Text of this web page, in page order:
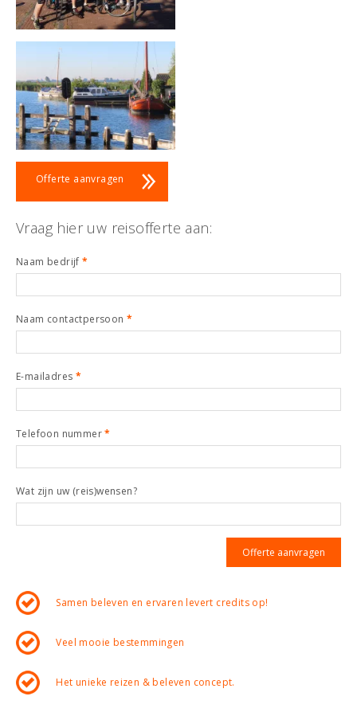
Offerte aanvragen
Vraag hier uw reisofferte aan:
Naam bedrijf*
Naam contactpersoon *
E-mailadres *
Telefoon nummer*
Wat zijn uw (reis)wensen?
Samen beleven en ervaren levert credits op!
Veel mooie bestemmingen
Het unieke reizen & beleven concept.